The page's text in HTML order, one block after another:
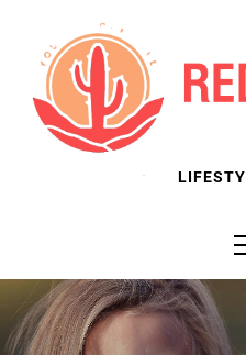
content